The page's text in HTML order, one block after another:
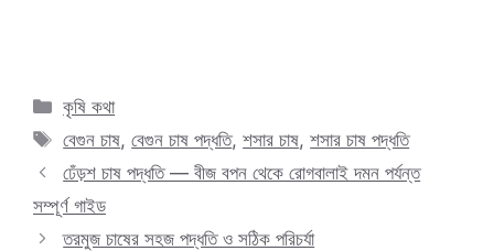
Categories
কৃষি কথা
Tags
বেগুন চাষ,বেগুন চাষ পদ্ধতি,শসার চাষ,শসার চাষ পদ্ধতি
ঢেঁড়শ চাষ পদ্ধতি — বীজ বপন থেকে রোগবালাই দমন পর্যন্ত
সম্পূর্ণ গাইড
তরমুজ চাষের সহজ পদ্ধতি ও সঠিক পরিচর্যা